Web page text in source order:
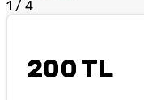
1 / 4
200 TL